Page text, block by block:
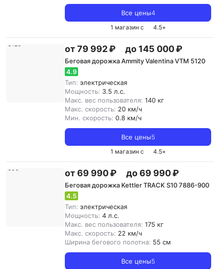
Все цены4
1 магазин с 4.5+
от 79 992 ₽ до 145 000 ₽
Беговая дорожка Ammity Valentina VTM 5120
4.9
Тип: электрическая
Мощность: 3.5 л.с.
Макс. вес пользователя: 140 кг
Макс. скорость: 20 км/ч
Мин. скорость: 0.8 км/ч
Все цены5
1 магазин с 4.5+
от 69 990 ₽ до 69 990 ₽
Беговая дорожка Kettler TRACK S10 7886-900
4.5
Тип: электрическая
Мощность: 4 л.с.
Макс. вес пользователя: 175 кг
Макс. скорость: 22 км/ч
Ширина бегового полотна: 55 см
Все цены5